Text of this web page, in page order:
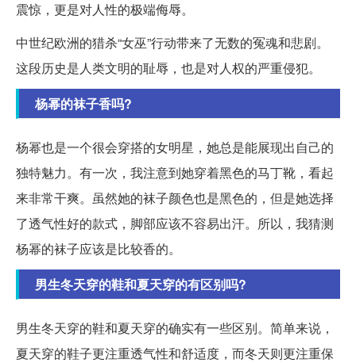
震惊，更是对人性的极端侮辱。
中世纪欧洲的猎杀“女巫”行动带来了无数的冤魂和悲剧。
这段历史是人类文明的耻辱，也是对人权的严重侵犯。
杨幂的袜子香吗?
杨幂也是一个很会穿搭的女明星，她总是能展现出自己的
独特魅力。有一次，我注意到她穿着黑色的马丁靴，看起
来非常干爽。虽然她的袜子颜色也是黑色的，但是她选择
了透气性好的款式，脚部应该不容易出汗。所以，我猜测
杨幂的袜子应该是比较香的。
男生冬天穿的鞋和夏天穿的有区别吗?
男生冬天穿的鞋和夏天穿的确实有一些区别。简单来说，
夏天穿的鞋子更注重透气性和舒适度，而冬天则更注重保